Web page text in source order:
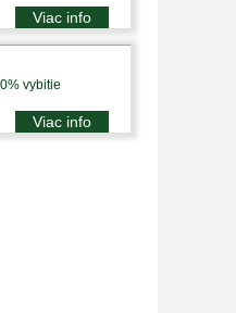
Viac info
vybitie
Viac info